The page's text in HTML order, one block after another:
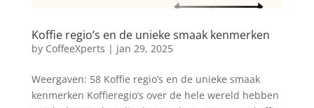
Koffie regio’s en de unieke smaak kenmerken
by CoffeeXperts | jan 29, 2025
Weergaven: 58 Koffie regio’s en de unieke smaak
kenmerken Koffieregio’s over de hele wereld hebben